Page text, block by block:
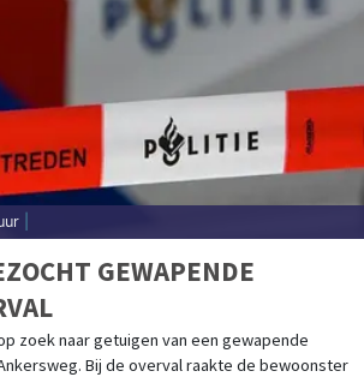
GEWAPENDE
zoek naar getuigen van een gewapende
Bij de overval raakte de bewoonster